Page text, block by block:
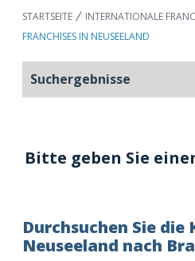
STARTSEITE
INTERNATIONALE
FRANCHISES IN NEUSEELAND
Suchergebnisse
Bitte geben Sie
Durchsuchen Sie die
Neuseeland nach